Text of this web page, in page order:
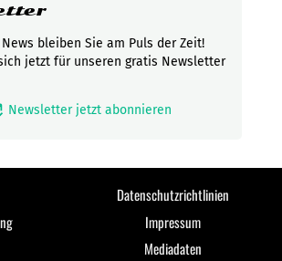
bleiben Sie am Puls der Zeit!
jetzt für unseren gratis Newsletter
Newsletter jetzt abonnieren
Datenschutzrichtlinien
Impressum
Mediadaten